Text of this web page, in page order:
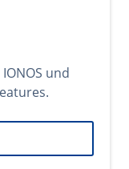
und